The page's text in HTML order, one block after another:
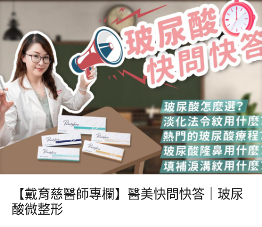
【戴育慈醫師專欄】醫美快問快答｜玻尿
酸微整形